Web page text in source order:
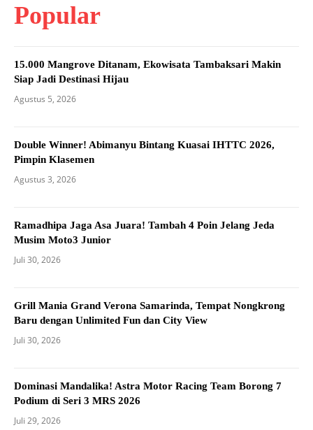
Popular
15.000 Mangrove Ditanam, Ekowisata Tambaksari Makin
Siap Jadi Destinasi Hijau
Agustus 5, 2026
Double Winner! Abimanyu Bintang Kuasai IHTTC 2026,
Pimpin Klasemen
Agustus 3, 2026
Ramadhipa Jaga Asa Juara! Tambah 4 Poin Jelang Jeda
Musim Moto3 Junior
Juli 30, 2026
Grill Mania Grand Verona Samarinda, Tempat Nongkrong
Baru dengan Unlimited Fun dan City View
Juli 30, 2026
Dominasi Mandalika! Astra Motor Racing Team Borong 7
Podium di Seri 3 MRS 2026
Juli 29, 2026